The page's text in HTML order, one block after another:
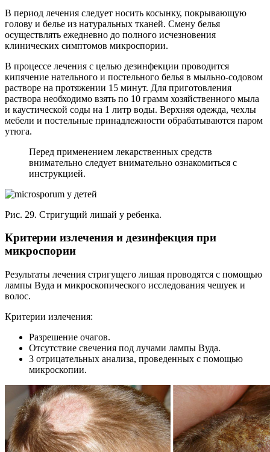
В период лечения следует носить косынку, покрывающую
голову и белье из натуральных тканей. Смену белья
осуществлять ежедневно до полного исчезновения
клинических симптомов микроспории.
В процессе лечения с целью дезинфекции проводится
кипячение нательного и постельного белья в мыльно-содовом
растворе на протяжении 15 минут. Для приготовления
раствора необходимо взять по 10 грамм хозяйственного мыла
и каустической соды на 1 литр воды. Верхняя одежда, чехлы
мебели и постельные принадлежности обрабатываются паром
утюга.
Перед применением лекарственных средств
внимательно следует внимательно ознакомиться с
инструкцией.
Рис. 29. Стригущий лишай у ребенка.
Критерии излечения и дезинфекция при
микроспории
Результаты лечения стригущего лишая проводятся с помощью
лампы Вуда и микроскопического исследования чешуек и
волос.
Критерии излечения:
Разрешение очагов.
Отсутствие свечения под лучами лампы Вуда.
3 отрицательных анализа, проведенных с помощью
микроскопии.